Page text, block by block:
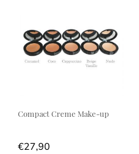
Compact Creme Make-up
€27,90